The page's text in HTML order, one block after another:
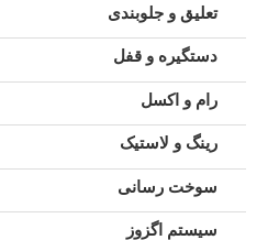
تعلیق و جلوبندی
دستگیره و قفل
رام و اکسل
رینگ و لاستیک
سوخت رسانی
سیستم اگزوز